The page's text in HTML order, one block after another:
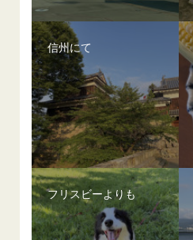
信州にて
フリスビーよりも